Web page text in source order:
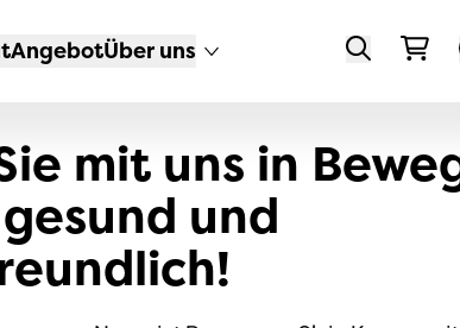
mit dem
öffentlichen
UNTERSTÜTZEN
Angebot
Veloversicherung
Autoversicherung
DER VCS STEHT
Über uns
STANDPUNKTE
Medienmitteilungen
mit uns in
und